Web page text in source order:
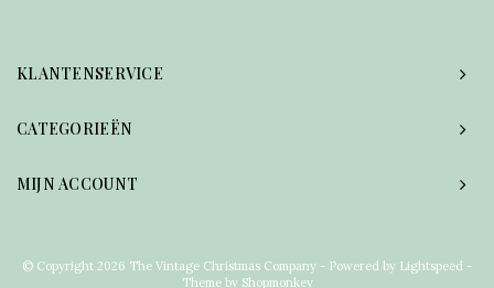
KLANTENSERVICE
CATEGORIEËN
MIJN ACCOUNT
© Copyright 2026 The Vintage Christmas Company - Powered by Lightspeed -
Theme by Shopmonkey